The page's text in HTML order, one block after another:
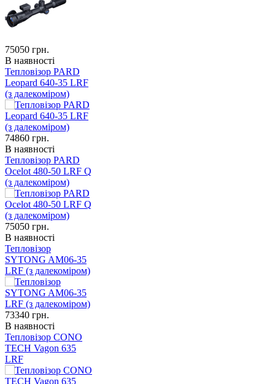
75050 грн.
В наявності
Тепловізор PARD
Leopard 640-35 LRF
(з далекоміром)
74860 грн.
В наявності
Тепловізор PARD
Ocelot 480-50 LRF Q
(з далекоміром)
75050 грн.
В наявності
Тепловізор
SYTONG AM06-35
LRF (з далекоміром)
73340 грн.
В наявності
Тепловізор CONO
TECH Vagon 635
LRF